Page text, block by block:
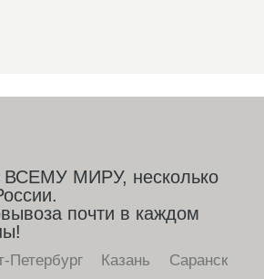
ВСЕМУ МИРУ, несколько
почти в каждом
Петербург Казань Саранск